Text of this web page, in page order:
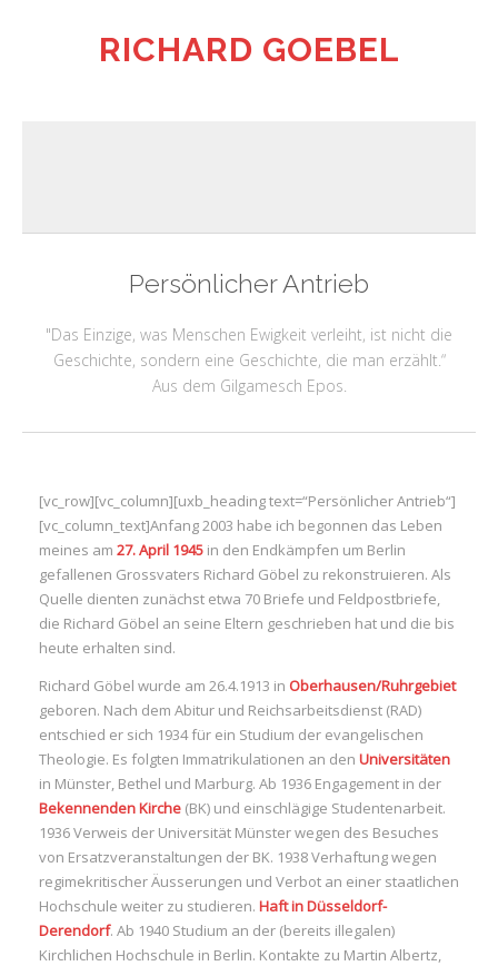
RICHARD GOEBEL
Persönlicher Antrieb
"Das Einzige, was Menschen Ewigkeit verleiht, ist nicht die
Geschichte, sondern eine Geschichte, die man erzählt.“
Aus dem Gilgamesch Epos.
[vc_row][vc_column][uxb_heading text=“Persönlicher Antrieb“]
[vc_column_text]Anfang 2003 habe ich begonnen das Leben
meines am 27. April 1945in den Endkämpfen um Berlin
gefallenen Grossvaters Richard Göbel zu rekonstruieren. Als
Quelle dienten zunächst etwa 70 Briefe und Feldpostbriefe,
die Richard Göbel an seine Eltern geschrieben hat und die bis
heute erhalten sind.
Richard Göbel wurde am 26.4.1913 in Oberhausen/Ruhrgebiet
geboren. Nach dem Abitur und Reichsarbeitsdienst (RAD)
entschied er sich 1934 für ein Studium der evangelischen
Theologie. Es folgten Immatrikulationen an den Universitäten
in Münster, Bethel und Marburg. Ab 1936 Engagement in der
Bekennenden Kirche(BK) und einschlägige Studentenarbeit.
1936 Verweis der Universität Münster wegen des Besuches
von Ersatzveranstaltungen der BK. 1938 Verhaftung wegen
regimekritischer Äusserungen und Verbot an einer staatlichen
Hochschule weiter zu studieren. Haft in Düsseldorf-
Derendorf. Ab 1940 Studium an der (bereits illegalen)
Kirchlichen Hochschule in Berlin. Kontakte zu Martin Albertz,